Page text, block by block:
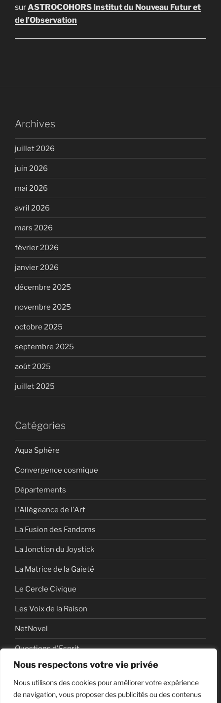
Nous respectons votre vie privée
Nous utilisons des cookies pour améliorer votre expérience
de navigation, vous proposer des publicités ou des contenus
surASTROCOHORS Institut du Nouveau Futur et
de l’Observation
Archives
juillet 2026
juin 2026
mai 2026
avril 2026
mars 2026
février 2026
janvier 2026
décembre 2025
novembre 2025
octobre 2025
septembre 2025
août 2025
juillet 2025
Catégories
Aqua Sphère
Convergence cosmique
Départements
L'Allégeance de l'Art
La Fusion des Fandoms
La Jonction du Joystick
La Matrice de la Gaieté
Le Cercle Civique
Les Voix de la Raison
NetNovel
Questions d'Esprit
Série
Série vidéo